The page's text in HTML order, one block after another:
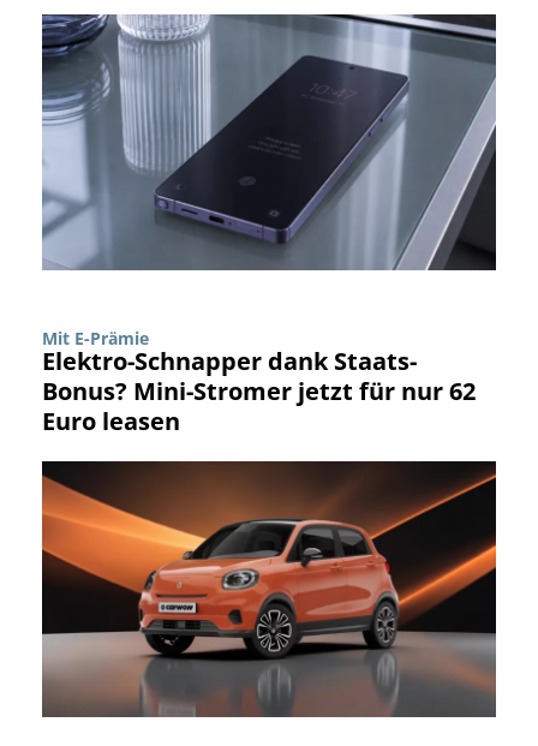
Mit E-Prämie
Elektro-Schnapper dank Staats-
Bonus? Mini-Stromer jetzt für nur 62
Euro leasen